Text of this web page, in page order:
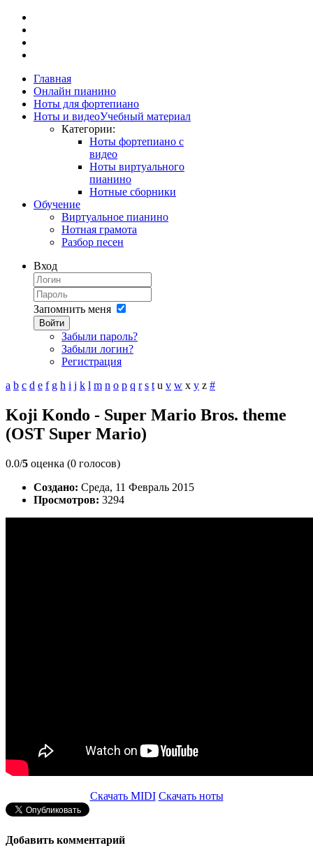
Главная
Онлайн пианино
Ноты для фортепиано
Ноты и видеоУчебный материал
Категории:
Ноты фортепиано с
видео
Ноты виртуального
пианино
Нотные сборники
Обучение
Виртуальное пианино
Нотная грамота
Разбор песен
Вход
Запомнить меня
Войти
Забыли пароль?
Забыли логин?
Регистрация
a b c d e f g h i j k l m n o p q r s t u v w x y z #
Koji Kondo - Super Mario Bros. theme
(OST Super Mario)
0.0/5 оценка (0 голосов)
Создано: Среда, 11 Февраль 2015
Просмотров: 3294
Скачать MIDI Скачать ноты
Добавить комментарий